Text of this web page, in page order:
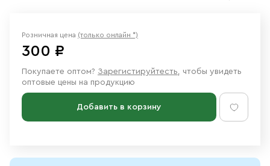
Розничная цена (только онлайн *)
300 ₽
Покупаете оптом? Зарегистируйтесть, чтобы увидеть
оптовые цены на продукцию
Добавить в корзину